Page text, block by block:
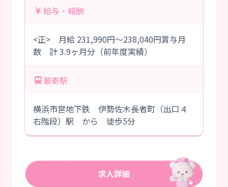
給与・報酬
<正> 月給 231,990円～238,040円賞与月
数 計 3.9ヶ月分（前年度実績）
最寄駅
横浜市営地下鉄 伊勢佐木長者町（出口４
右階段）駅 から 徒歩5分